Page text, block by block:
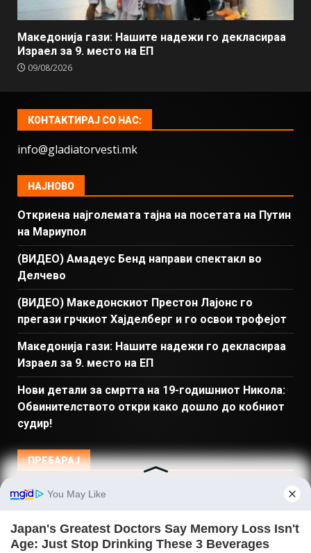
Македонија гази: Нашите надежи го декласираа
Израел за 9. место на ЕП
09/08/2026
КОНТАКТИРАЈ СО НАС:
info@gladiatorvesti.mk
НАЈНОВО
Откриена најголемата тајна на посетата на Путин
на Мариупол
(ВИДЕО) Амадеус Бенд направи спектакл во
Делчево
(ВИДЕО) Македонскиот Престон Лајонс го
прегази грчкиот Хајделберг и го освои трофејот
Македонија гази: Нашите надежи го декласираа
Израел за 9. место на ЕП
Нови детали за смртта на 19-годишниот Никола:
Обвинителството откри како дошло до кобниот
судир!
ПРЕБАРАЈ
Македонија Балкан и Свет Спорт
Магазин